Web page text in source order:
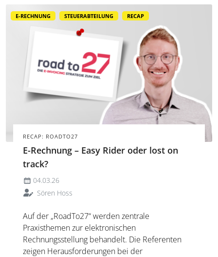
E-RECHNUNG STEUERABTEILUNG RECAP
RECAP: ROADTO27
E-Rechnung – Easy Rider oder lost on
track?
04.03.26
Sören Hoss
Auf der „RoadTo27“ werden zentrale
Praxisthemen zur elektronischen
Rechnungsstellung behandelt. Die Referenten
zeigen Herausforderungen bei der